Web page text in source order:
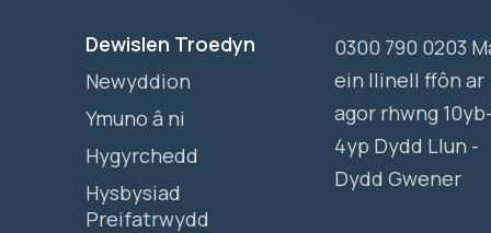
Dewislen Troedyn
Newyddion
Ymuno â ni
Hygyrchedd
Hysbysiad
Preifatrwydd
0300 790 0203
ein llinell ffôn ar
agor rhwng 10yb-
4yp Dydd Llun -
Dydd Gwener